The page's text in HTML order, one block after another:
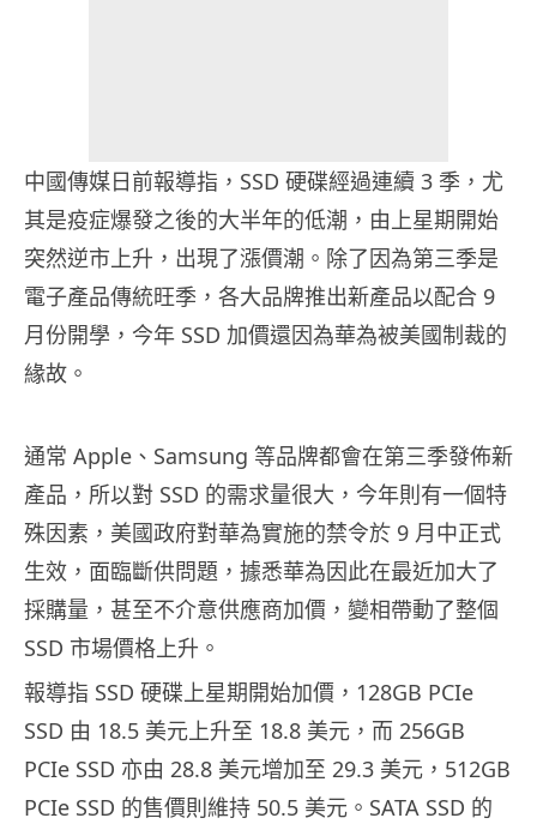
中國傳媒日前報導指，SSD 硬碟經過連續 3 季，尤
其是疫症爆發之後的大半年的低潮，由上星期開始
突然逆市上升，出現了漲價潮。除了因為第三季是
電子產品傳統旺季，各大品牌推出新產品以配合 9
月份開學，今年 SSD 加價還因為華為被美國制裁的
緣故。
通常 Apple、Samsung 等品牌都會在第三季發佈新
產品，所以對 SSD 的需求量很大，今年則有一個特
殊因素，美國政府對華為實施的禁令於 9 月中正式
生效，面臨斷供問題，據悉華為因此在最近加大了
採購量，甚至不介意供應商加價，變相帶動了整個
SSD 市場價格上升。
報導指 SSD 硬碟上星期開始加價，128GB PCIe
SSD 由 18.5 美元上升至 18.8 美元，而 256GB
PCIe SSD 亦由 28.8 美元增加至 29.3 美元，512GB
PCIe SSD 的售價則維持 50.5 美元。SATA SSD 的